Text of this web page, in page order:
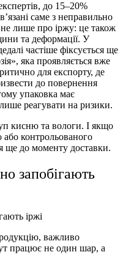
до 15–20%
саме з неправильно
лише про іржу: це також
та деформації. У
частіше фіксується ще
яка проявляється вже
для експорту, де
до повернення
упаковка має
реагувати на ризики.
кисню та вологи. І якщо
контрольованого
ще до моменту доставки.
запобігають
важливо
працює не один шар, а